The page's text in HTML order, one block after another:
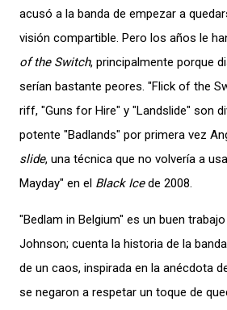
acusó a la banda de empezar a
visión compartible. Pero los años le
of the Switch, principalmente porque
serían bastante peores. "Flick of the
riff, "Guns for Hire" y "Landslide" son
potente "Badlands" por primera vez
slide, una técnica que no volvería a
Mayday" en el Black Icede 2008.
"Bedlam in Belgium" es un buen
Johnson; cuenta la historia de la
de un caos, inspirada en la anécdota
se negaron a respetar un toque de